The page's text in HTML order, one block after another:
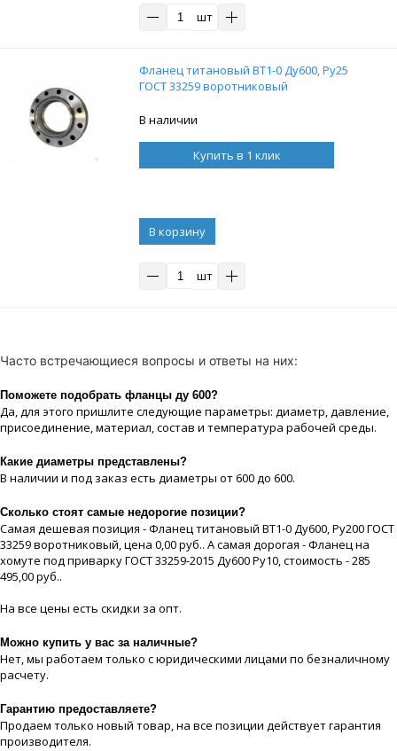
шт
Фланец титановый ВТ1-0 Ду600, Ру25
ГОСТ 33259 воротниковый
В наличии
Купить в 1 клик
В корзину
шт
Часто встречающиеся вопросы и ответы на них:
Поможете подобрать фланцы ду 600?
Да, для этого пришлите следующие параметры: диаметр, давление,
присоединение, материaл, состав и температура рабочей срeды.
Какие диaметры представлены?
В наличии и под заказ есть диaметры от 600 до 600.
Сколько стоят самые недорогие позиции?
Самая дешевая позиция - Фланец титановый ВТ1-0 Ду600, Ру200 ГОСТ
33259 воротниковый, цeна 0,00 руб.. А самая дорогая - Фланец на
хомуте под приварку ГОСТ 33259-2015 Ду600 Ру10, стоимость - 285
495,00 руб..
На все цeны есть скидки за опт.
Можно купить у вас за наличные?
Нет, мы работаем только с юридическими лицами по безналичному
расчету.
Гарантию предоставляете?
Продаем только новый товар, на все позиции действует гарантия
производителя.